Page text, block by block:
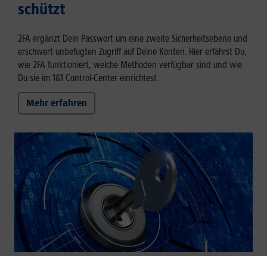
schützt
2FA ergänzt Dein Passwort um eine zweite Sicherheitsebene und
erschwert unbefugten Zugriff auf Deine Konten. Hier erfährst Du,
wie 2FA funktioniert, welche Methoden verfügbar sind und wie
Du sie im 1&1 Control-Center einrichtest.
Mehr erfahren